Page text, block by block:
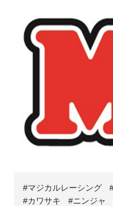
マジカルレーシング
カワサキ
ニンジャ